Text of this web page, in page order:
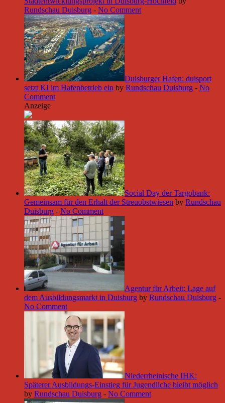
Rundschau Duisburg - No Comment
Duisburger Hafen: duisport
setzt KI im Hafenbetrieb ein by Rundschau Duisburg - No
Comment
Anzeige
Social Day der Targobank:
Gemeinsam für den Erhalt der Streuobstwiesen by Rundschau
Duisburg - No Comment
Agentur für Arbeit: Lage auf
dem Ausbildungsmarkt in Duisburg by Rundschau Duisburg -
No Comment
Niederrheinische IHK:
Späterer Ausbildungs-Einstieg für Jugendliche bleibt möglich
by Rundschau Duisburg - No Comment